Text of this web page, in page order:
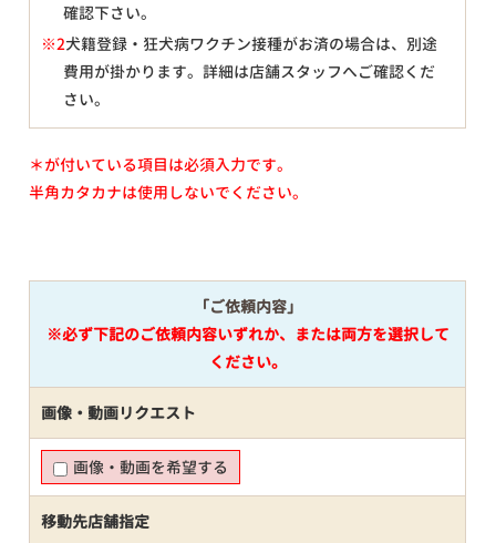
確認下さい。
※2犬籍登録・狂犬病ワクチン接種がお済の場合は、別途
費用が掛かります。詳細は店舗スタッフへご確認くだ
さい。
＊が付いている項目は必須入力です。
半角カタカナは使用しないでください。
「ご依頼内容」
※必ず下記のご依頼内容いずれか、または両方を選択して
ください。
画像・動画リクエスト
画像・動画を希望する
移動先店舗指定